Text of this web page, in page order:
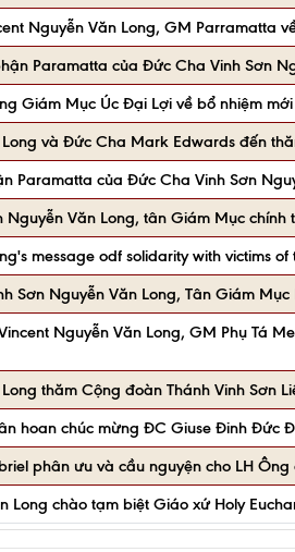
Nguyễn Văn Long, GM Parramatta
Paramatta của Đức Cha Vinh Sơn
Giám Mục Úc Đại Lợi về bổ nhiệm
và Đức Cha Mark Edwards đến
Paramatta của Đức Cha Vinh Sơn
Văn Long, tân Giám Mục chính
message odf solidarity with victims
Sơn Nguyễn Văn Long, Tân Giám
Nguyễn Văn Long, GM Phụ Tá
thăm Cộng đoàn Thánh Vinh Sơn
hoan chúc mừng ĐC Giuse Đinh Đức
phân ưu và cầu nguyện cho LH Ông
Long chào tạm biệt Giáo xứ Holy